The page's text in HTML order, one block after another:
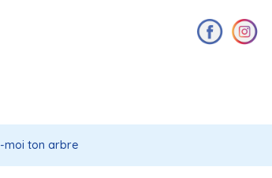
moi ton arbre